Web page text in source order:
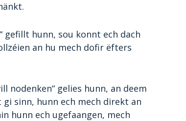
gefillt hunn, sou konnt ech dach
an hu mech dofir ëfters
nodenken“ gelies hunn, an deem
sinn, hunn ech mech direkt an
hunn ech ugefaangen, mech